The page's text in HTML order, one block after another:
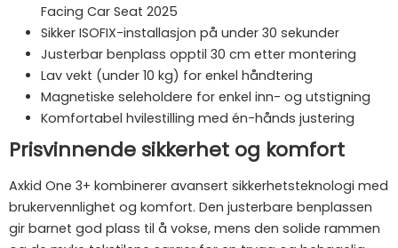
Facing Car Seat 2025
Sikker ISOFIX-installasjon på under 30 sekunder
Justerbar benplass opptil 30 cm etter montering
Lav vekt (under 10 kg) for enkel håndtering
Magnetiske seleholdere for enkel inn- og utstigning
Komfortabel hvilestilling med én-hånds justering
Prisvinnende sikkerhet og komfort
Axkid One 3+ kombinerer avansert sikkerhetsteknologi med
brukervennlighet og komfort. Den justerbare benplassen
gir barnet god plass til å vokse, mens den solide rammen